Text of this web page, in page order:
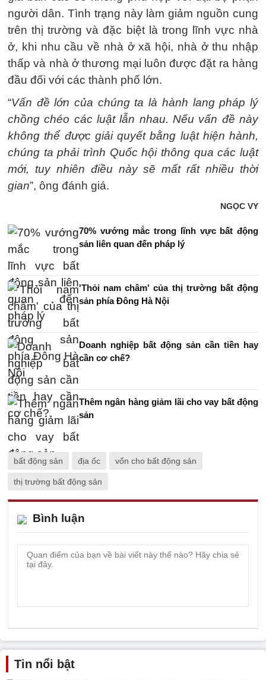
người dân. Tình trạng này làm giảm nguồn cung
trên thị trường và đặc biệt là trong lĩnh vực nhà
ở, khi nhu cầu về nhà ở xã hội, nhà ở thu nhập
thấp và nhà ở thương mại luôn được đặt ra hàng
đầu đối với các thành phố lớn.
“Vấn đề lớn của chúng ta là hành lang pháp lý
chồng chéo các luật lẫn nhau. Nếu vấn đề này
không thể được giải quyết bằng luật hiện hành,
chúng ta phải trình Quốc hội thông qua các luật
mới, tuy nhiên điều này sẽ mất rất nhiều thời
gian”, ông đánh giá.
NGỌC VY
70% vướng mắc trong lĩnh vực bất động
sản liên quan đến pháp lý
'Thỏi nam châm' của thị trường bất động
sản phía Đông Hà Nội
Doanh nghiệp bất động sản cần tiền hay
cần cơ chế?
Thêm ngân hàng giảm lãi cho vay bất động
sản
bất động sản địa ốc vốn cho bất động sản
thị trường bất động sản
Bình luận
Tin nổi bật